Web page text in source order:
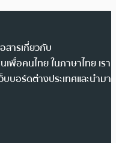
สารเกี่ยวกับ
พื่อคนไทย ในภาษาไทย เรา
บอร์ดต่างประเทศและนำมา